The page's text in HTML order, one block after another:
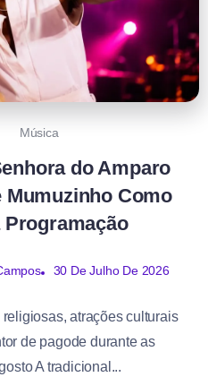
Música
do Amparo
Como
Programação
30 De Julho De 2026
atrações culturais
de pagode durante as
A tradicional...